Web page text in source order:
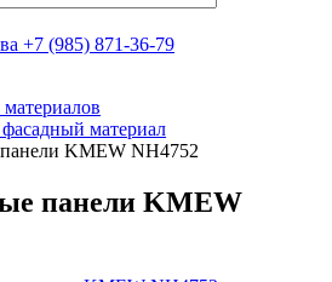
+7 (985) 871-36-79
материал
KMEW NH4752
панели KMEW